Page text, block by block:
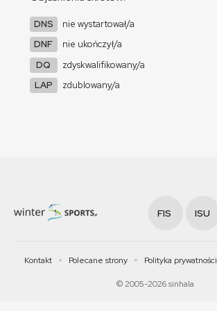
DNS
nie wystartował/a
DNF
nie ukończył/a
DQ
zdyskwalifikowany/a
LAP
zdublowany/a
FIS ISU
© 2005-2026 sinhala
Kontakt Polecane strony Polityka prywatności